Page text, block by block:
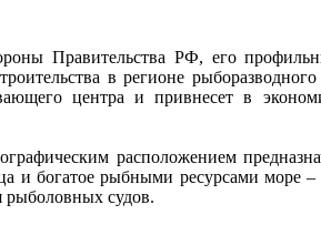
Правительства РФ, его
в регионе
центра и привнесет в
расположением
и богатое рыбными ресурсами море
рыболовных судов.